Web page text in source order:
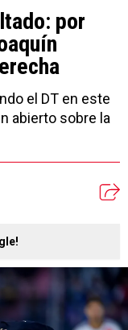
por
el DT en este
abierto sobre la